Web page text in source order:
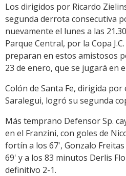
Los dirigidos por Ricardo
segunda derrota consecutiva
nuevamente el lunes a las
Parque Central, por la Copa
preparan en estos amistosos
23 de enero, que se jugará en
Colón de Santa Fe, dirigida
Saralegui, logró su segunda
Más temprano Defensor Sp.
en el Franzini, con goles de
fortín a los 67', Gonzalo
69' y a los 83 minutos Derlis
definitivo 2-1.